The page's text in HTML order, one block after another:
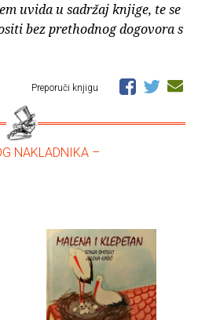
uvida u sadržaj knjige, te se
bez prethodnog dogovora s
Preporuči knjigu
NAKLADNIKA –